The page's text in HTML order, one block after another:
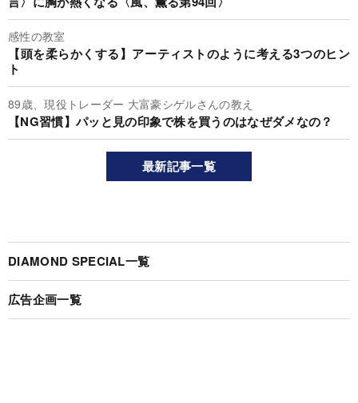
感性の教室
【頭を柔らかくする】アーティストのように考える3つのヒン
ト
89歳、現役トレーダー 大富豪シゲルさんの教え
【NG習慣】パッと見の印象で株を買うのはなぜダメなの？
最新記事一覧
DIAMOND SPECIAL一覧
広告企画一覧